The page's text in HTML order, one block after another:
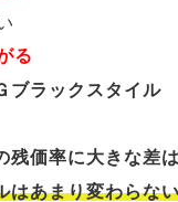
る
ブラックスタイル
残価率に大きな差
はあまり変わらな